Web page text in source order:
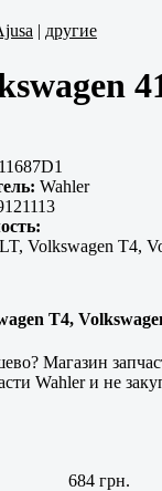
| другие
Wahler
Volkswagen T4,
T4,
Магазин
Wahler и не
684 грн.